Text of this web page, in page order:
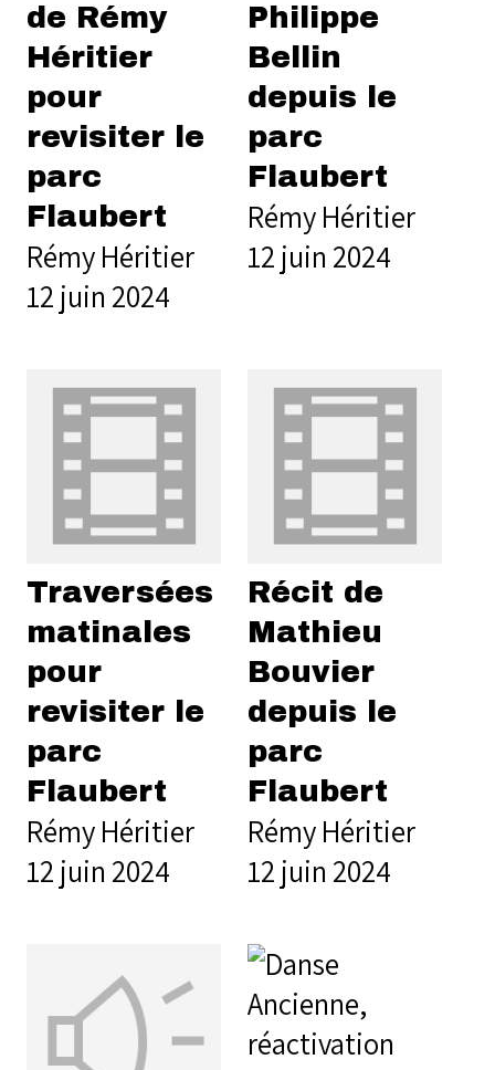
de Rémy
Héritier
pour
revisiter le
parc
Flaubert
Rémy Héritier
12 juin 2024
Philippe
Bellin
depuis le
parc
Flaubert
Rémy Héritier
12 juin 2024
Traversées
matinales
pour
revisiter le
parc
Flaubert
Rémy Héritier
12 juin 2024
Récit de
Mathieu
Bouvier
depuis le
parc
Flaubert
Rémy Héritier
12 juin 2024